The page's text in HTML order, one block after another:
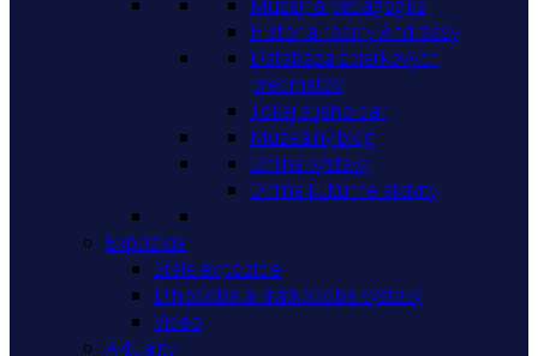
História rodiny Andrássy
Databáza zbierkových
predmetov
Tokaj a jeho dar
Muzeálny blog
Online výstavy
Online kultúrne aktivity
Expozície
Stále expozície
Dlhodobé a krátkodobé výstavy
Video
Aktuality